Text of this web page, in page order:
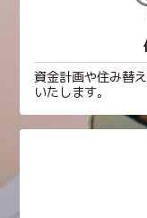
資金計画や住み替
いたします。